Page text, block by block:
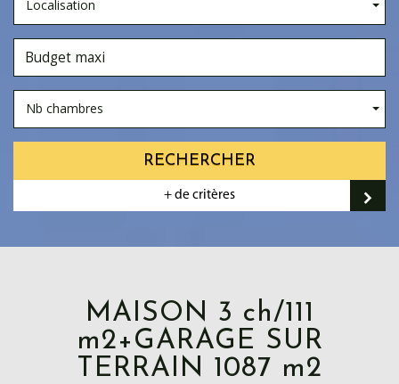
Localisation
Nb chambres
RECHERCHER
+ de critères
MAISON 3 ch/111
m2+GARAGE SUR
TERRAIN 1087 m2